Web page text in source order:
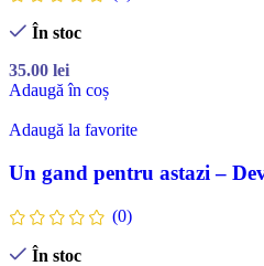
În stoc
35.00 lei
Adaugă în coș
Adaugă la favorite
Un gand pentru astazi –
(0)
În stoc